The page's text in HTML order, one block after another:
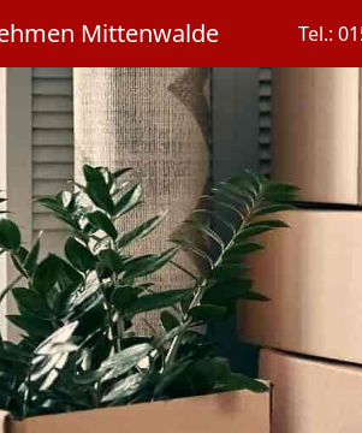
Mittenwalde Tel.: